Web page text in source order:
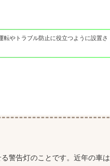
やトラブル防止に役立つように設置さ
警告灯のことです。近年の車は